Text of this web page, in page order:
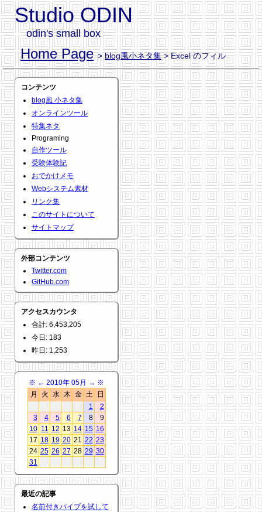
Studio ODIN
odin's small box
Home Page >blog風小ネタ集> Excel のフィル
コンテンツ
blog風 小ネタ集
オンラインツール
特集ネタ
Programing
自作ツール
受験体験記
おでかけメモ
Webシステム素材
リンク集
このサイトについて
サイトマップ
外部コンテンツ
Twitter.com
GitHub.com
アクセスカウンタ
合計: 6,453,205
今日: 183
昨日: 1,253
※ ← 2010年 05月 → ※
月
火 水 木 金 土
日
1
2
3
4 5 6 7 8
9
10 11 12 13 14 15 16
17 18 19 20 21 22 23
24 25 26 27 28 29 30
31
最近の記事
名前付きパイプを試して